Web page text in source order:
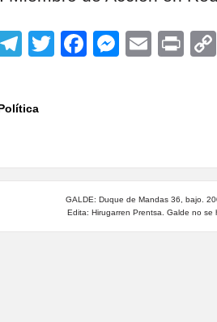
WhatsApp
Telegram
TwitterFacebook
Email
GALDE: Duque de Mandas 36, bajo.
Edita: Hirugarren Prentsa. Galde no